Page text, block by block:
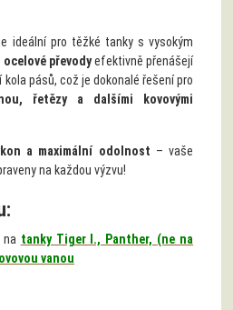
ideální pro těžké tanky s vysokým
ocelové převodyefektivně přenášejí
pásů, což je dokonalé řešení pro
řetězy a dalšími kovovými
a maximální odolnost – vaše
na každou výzvu!
tanky Tiger I., Panther, (ne na
vanou